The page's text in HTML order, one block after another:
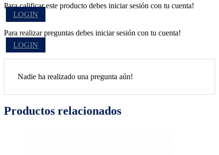
Para calificar este producto debes iniciar sesión con tu cuenta!
LOGIN
Para realizar preguntas debes iniciar sesión con tu cuenta!
LOGIN
Nadie ha realizado una pregunta aún!
Productos relacionados